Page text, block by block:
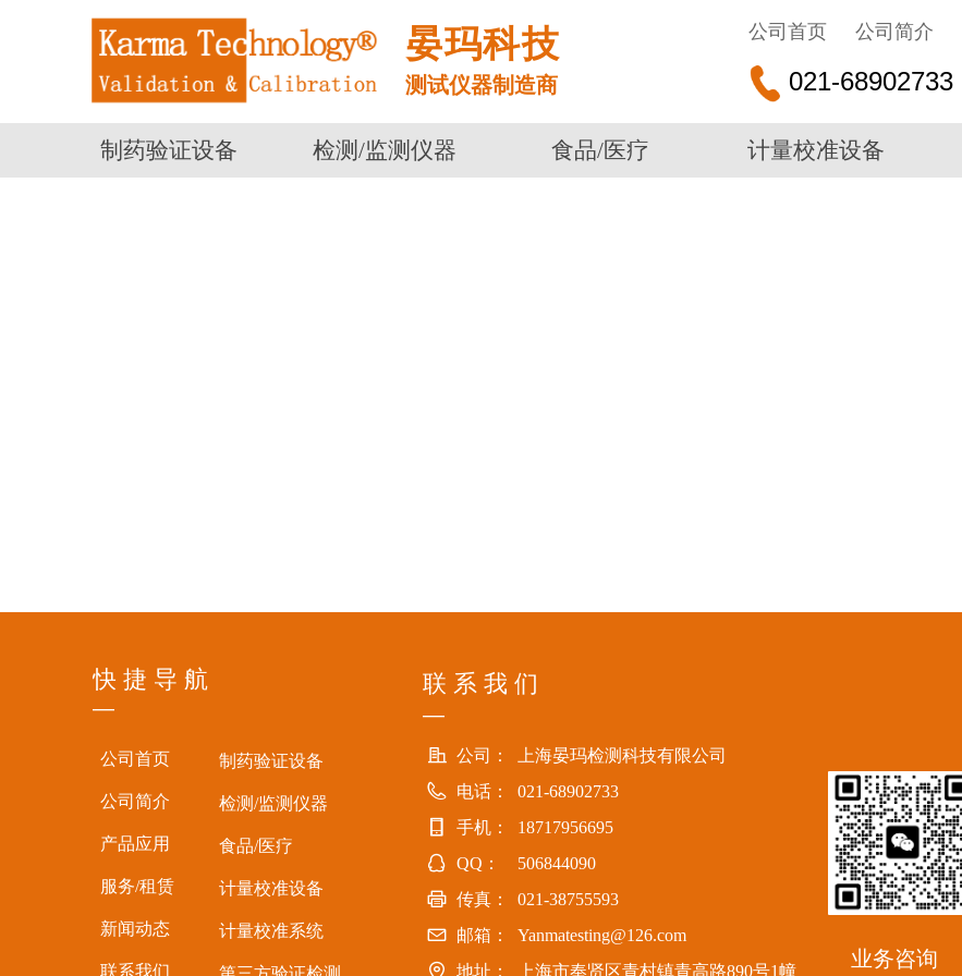
制药验证设备 检测/监测仪器 食品/医疗 计量校准设备
021-68902733
公司首页 公司简介
晏玛科技
测试仪器制造商
联 系 我 们
—
公司：
上海晏玛检测科技有限公司
电话：
021-68902733
手机：
18717956695
QQ：
506844090
传真：
021-38755593
邮箱：
Yanmatesting@126.com
地址：
上海市奉贤区青村镇青高路890号1幢
快 捷 导 航
—
制药验证设备
检测/监测仪器
食品/医疗
计量校准设备
计量校准系统
公司首页
公司简介
产品应用
服务/租赁
新闻动态
联系我们 业务咨询